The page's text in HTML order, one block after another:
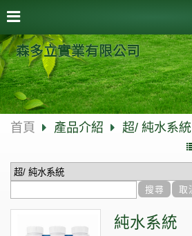
森多立實業有限公司
首頁 產品介紹 超/ 純水系統
純水系統